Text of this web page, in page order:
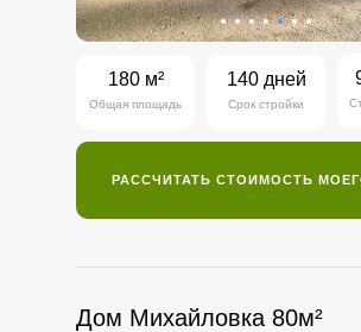
180 м²
Общая площадь
140 дней
Срок стройки
РАССЧИТАТЬ СТОИМОСТЬ
Дом Михайловка 80м²